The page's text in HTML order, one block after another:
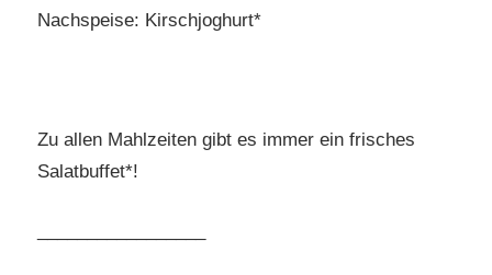
Nachspeise: Kirschjoghurt*
Zu allen Mahlzeiten gibt es immer ein frisches
Salatbuffet*!